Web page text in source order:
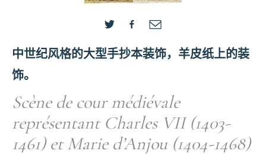
中世纪风格的大型手抄本装饰，羊皮纸上的装
饰。
Scène de cour médiévale
représentant Charles VII (1403-
1461) et Marie d’Anjou (1404-1468)